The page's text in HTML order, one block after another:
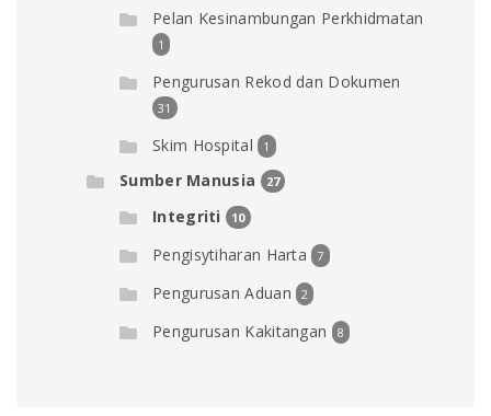
Pelan Kesinambungan Perkhidmatan
1
Pengurusan Rekod dan Dokumen
31
Skim Hospital 1
Sumber Manusia 27
Integriti 10
Pengisytiharan Harta 7
Pengurusan Aduan 2
Pengurusan Kakitangan 8